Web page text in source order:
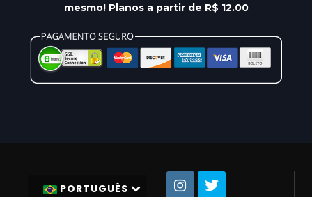
mesmo! Planos a partir de R$ 12.00
PORTUGUÊS